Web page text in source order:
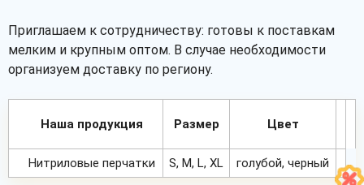
Приглашаем к сотрудничеству: готовы к поставкам
мелким и крупным оптом. В случае необходимости
организуем доставку по региону.
Наша продукция Размер Цвет
Нитриловые перчатки S, M, L, XL голубой, черный